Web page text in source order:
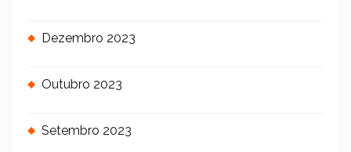
Dezembro 2023
Outubro 2023
Setembro 2023